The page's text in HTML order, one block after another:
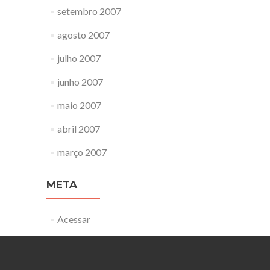
setembro 2007
agosto 2007
julho 2007
junho 2007
maio 2007
abril 2007
março 2007
META
Acessar